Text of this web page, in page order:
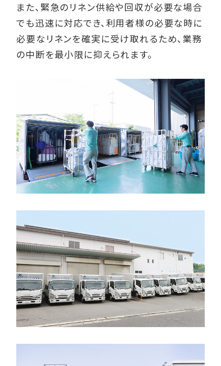
また、緊急のリネン供給や回収が必要な場合
でも迅速に対応でき、利用者様の必要な時に
必要なリネンを確実に受け取れるため、業務
の中断を最小限に抑えられます。